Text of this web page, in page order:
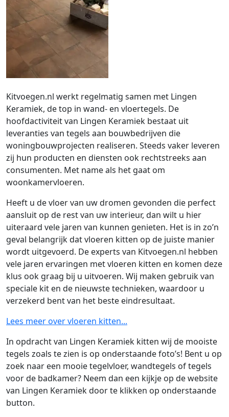
Kitvoegen.nl werkt regelmatig samen met Lingen
Keramiek, de top in wand- en vloertegels. De
hoofdactiviteit van Lingen Keramiek bestaat uit
leveranties van tegels aan bouwbedrijven die
woningbouwprojecten realiseren. Steeds vaker leveren
zij hun producten en diensten ook rechtstreeks aan
consumenten. Met name als het gaat om
woonkamervloeren.
Heeft u de vloer van uw dromen gevonden die perfect
aansluit op de rest van uw interieur, dan wilt u hier
uiteraard vele jaren van kunnen genieten. Het is in zo’n
geval belangrijk dat vloeren kitten op de juiste manier
wordt uitgevoerd. De experts van Kitvoegen.nl hebben
vele jaren ervaringen met vloeren kitten en komen deze
klus ook graag bij u uitvoeren. Wij maken gebruik van
speciale kit en de nieuwste technieken, waardoor u
verzekerd bent van het beste eindresultaat.
Lees meer over vloeren kitten...
In opdracht van Lingen Keramiek kitten wij de mooiste
tegels zoals te zien is op onderstaande foto’s! Bent u op
zoek naar een mooie tegelvloer, wandtegels of tegels
voor de badkamer? Neem dan een kijkje op de website
van Lingen Keramiek door te klikken op onderstaande
button.